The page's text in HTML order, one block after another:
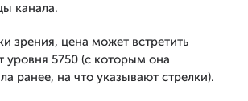
канала.
зрения, цена может встретить
уровня 5750 (с которым она
ранее, на что указывают стрелки).